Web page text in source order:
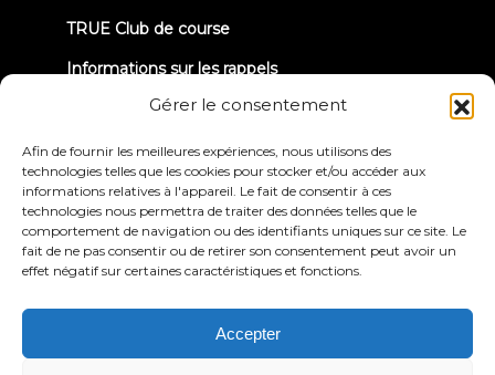
Gérer le consentement
Afin de fournir les meilleures expériences, nous utilisons des
technologies telles que les cookies pour stocker et/ou accéder aux
informations relatives à l'appareil. Le fait de consentir à ces
technologies nous permettra de traiter des données telles que le
comportement de navigation ou des identifiants uniques sur ce site. Le
fait de ne pas consentir ou de retirer son consentement peut avoir un
effet négatif sur certaines caractéristiques et fonctions.
Accepter
TRUE Club de course
Informations sur les rappels
© 2026 True Fitness. All Rights Reserved
confidentialité
d'utilisation
Déclaration d'accessibilité